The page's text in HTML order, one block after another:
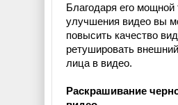
Благодаря его мощной
улучшения видео вы
повысить качество
ретушировать
лица в видео.
Раскрашивание